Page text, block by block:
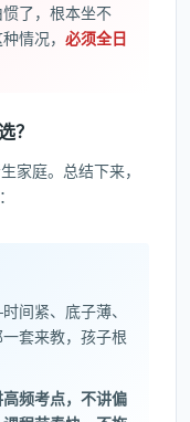
了，根本坐不
情况， 必须全日
？
家庭。总结下来，
间紧、底子薄、
套来教，孩子根
高频考点，不讲偏